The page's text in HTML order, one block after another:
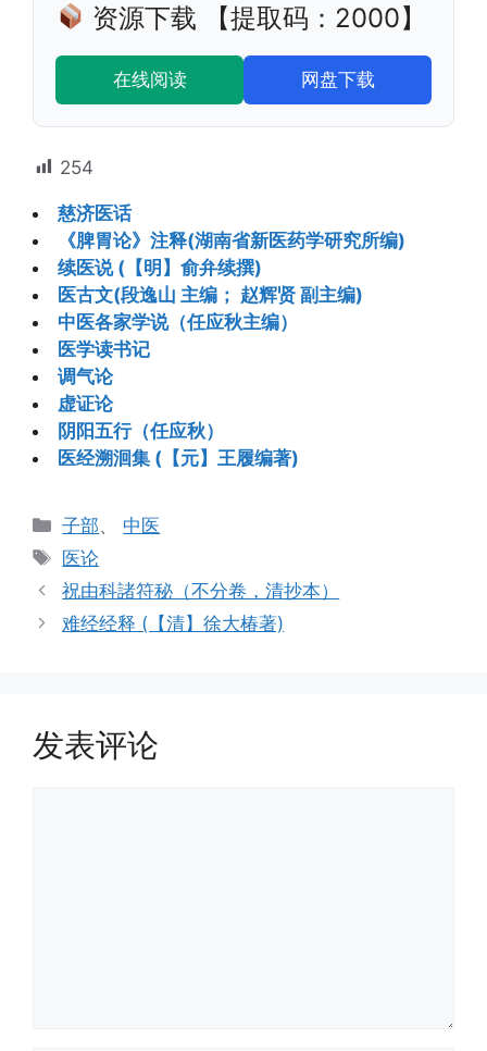
资源下载 【提取码：2000】
在线阅读 网盘下载
254
慈济医话
《脾胃论》注释(湖南省新医药学研究所编)
续医说 (【明】俞弁续撰)
医古文(段逸山 主编； 赵辉贤 副主编)
中医各家学说（任应秋主编）
医学读书记
调气论
虚证论
阴阳五行（任应秋）
医经溯洄集 (【元】王履编著)
分
类
子部、 中医
标
签
医论
祝由科諸符秘（不分卷，清抄本）
难经经释 (【清】徐大椿著)
发表评论